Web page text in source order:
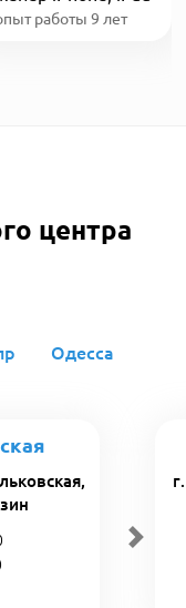
работы 9 лет
центра
Одесса